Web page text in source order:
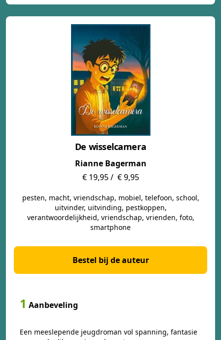
De wisselcamera
Rianne Bagerman
€ 19,95 / € 9,95
pesten, macht, vriendschap, mobiel, telefoon, school,
uitvinder, uitvinding, pestkoppen,
verantwoordelijkheid, vriendschap, vrienden, foto,
smartphone
Bestel bij de auteur
1 Aanbeveling
Een meeslepende jeugdroman vol spanning, fantasie